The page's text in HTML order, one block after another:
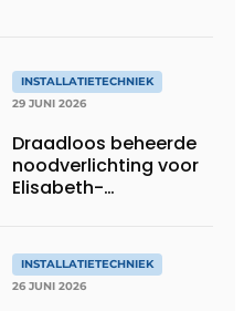
INSTALLATIETECHNIEK
29 JUNI 2026
Draadloos beheerde
noodverlichting voor
Elisabeth-
INSTALLATIETECHNIEK
26 JUNI 2026